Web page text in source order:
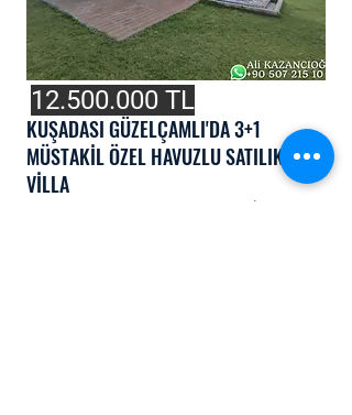
12.500.000TL
KUŞADASI GÜZELÇAMLI'DA 3+1
MÜSTAKİL ÖZEL HAVUZLU SATILIK
VİLLA
Metrekare